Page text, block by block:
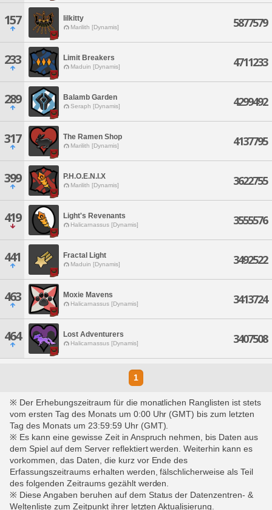
157 lilkitty
Marilith [Dynamis] 5877579
233 Limit Breakers
Maduin [Dynamis] 4711233
289 Balamb Garden
Seraph [Dynamis] 4299492
317 The Ramen Shop
Marilith [Dynamis] 4137795
399 P.H.O.E.N.I.X
Marilith [Dynamis] 3622755
419 Light's Revenants
Halicarnassus [Dynamis] 3555576
441 Fractal Light
Maduin [Dynamis] 3492522
463 Moxie Mavens
Halicarnassus [Dynamis] 3413724
464 Lost Adventurers
Halicarnassus [Dynamis] 3407508
1
※ Der Erhebungszeitraum für die monatlichen Ranglisten ist stets
vom ersten Tag des Monats um 0:00 Uhr (GMT) bis zum letzten
Tag des Monats um 23:59:59 Uhr (GMT).
※ Es kann eine gewisse Zeit in Anspruch nehmen, bis Daten aus
dem Spiel auf dem Server reflektiert werden. Weiterhin kann es
vorkommen, das Daten, die kurz vor Ende des
Erfassungszeitraums erhalten werden, fälschlicherweise als Teil
des folgenden Zeitraums gezählt werden.
※ Diese Angaben beruhen auf dem Status der Datenzentren- &
Weltenliste zum Zeitpunkt ihrer letzten Aktualisierung.